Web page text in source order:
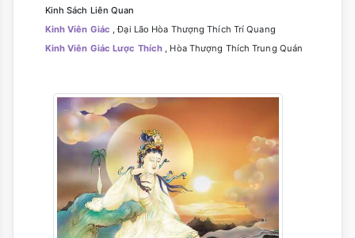
Kinh Sách Liên Quan
Kinh Viên Giác
, Đại Lão Hòa Thượng Thích Trí Quang
Kinh Viên Giác Lược Thích
, Hòa Thượng Thích Trung Quán